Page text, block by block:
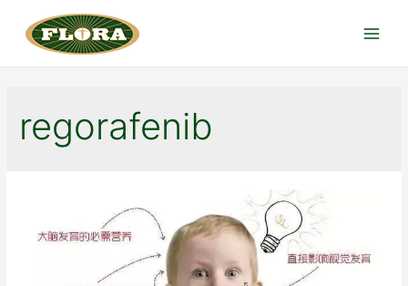
regorafenib